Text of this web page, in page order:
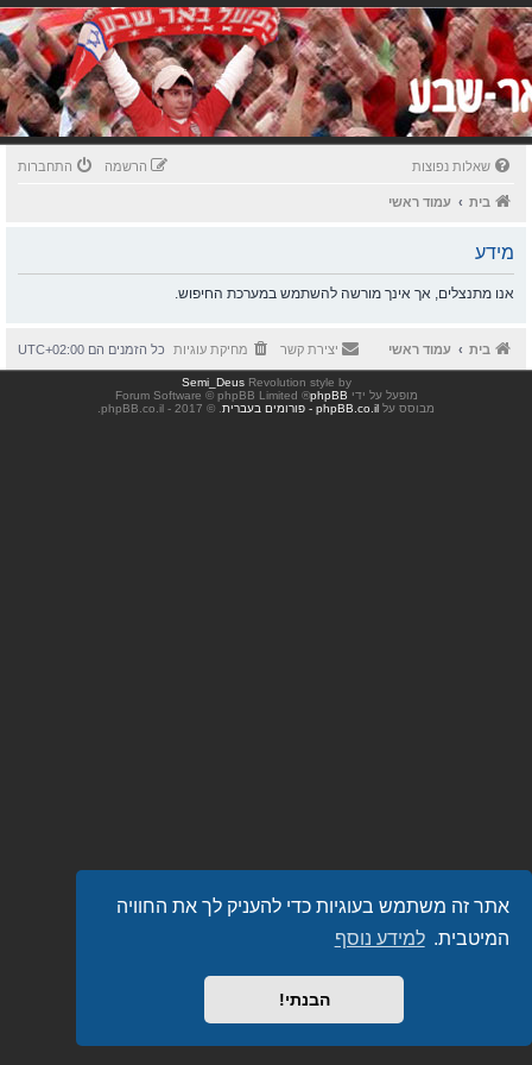
אתר זה משתמש בעוגיות כדי להעניק לך את החוויה
המיטבית. למידע נוסף
הבנתי!
שאלות נפוצות התחברות הרשמה
בית עמוד ראשי
מידע
אנו מתנצלים, אך אינך מורשה להשתמש במערכת החיפוש.
בית עמוד ראשי כל הזמנים הם UTC+02:00 מחיקת עוגיות יצירת קשר
Revolution style by
Semi_Deus
מופעל על ידי phpBB
® Forum Software © phpBB Limited
מבוסס על phpBB.co.il - פורומים בעברית . © 2017 - phpBB.co.il.